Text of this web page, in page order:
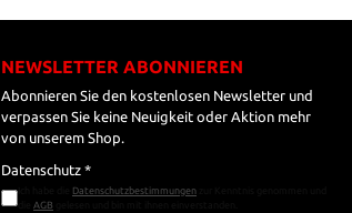
NEWSLETTER ABONNIEREN
Abonnieren Sie den kostenlosen Newsletter und
verpassen Sie keine Neuigkeit oder Aktion mehr
von unserem Shop.
Datenschutz *
Datenschutzbestimmungen
AGB